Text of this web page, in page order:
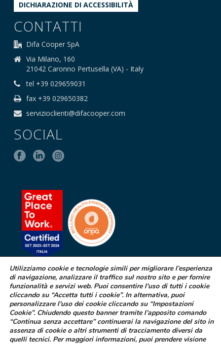
DICHIARAZIONE DI ACCESSIBILITÀ
CONTATTI
Difa Cooper SpA
Via Milano, 160
21042 Caronno Pertusella (VA) - Italy
tel +39 029659031
fax +39 029650382
servizioclienti@difacooper.com
SOCIAL
SEGNALAZIONE DI EFFETTI
INDESIDERATI DA FARMACI
Se sospetti di aver avuto effetti indesiderati durante l’assunzione di
uno dei medicinali Difa Cooper o ne hai riscontrato dei difetti puoi
segnalarlo immediatamente al tuo medico curante, al farmacista
Utilizziamo cookie e tecnologie simili per migliorare l’esperienza
di navigazione, analizzare il traffico sul nostro sito e per fornire
funzionalità e servizi web. Puoi consentire l'uso di tutti i cookie
cliccando su “Accetta tutti i cookie”. In alternativa, puoi
personalizzare l'uso dei cookie cliccando su “Impostazioni
Cookie”. Chiudendo questo banner tramite l’apposito comando
“Continua senza accettare” continuerai la navigazione del sito in
assenza di cookie o altri strumenti di tracciamento diversi da
quelli tecnici. Per maggiori informazioni, puoi prendere visione